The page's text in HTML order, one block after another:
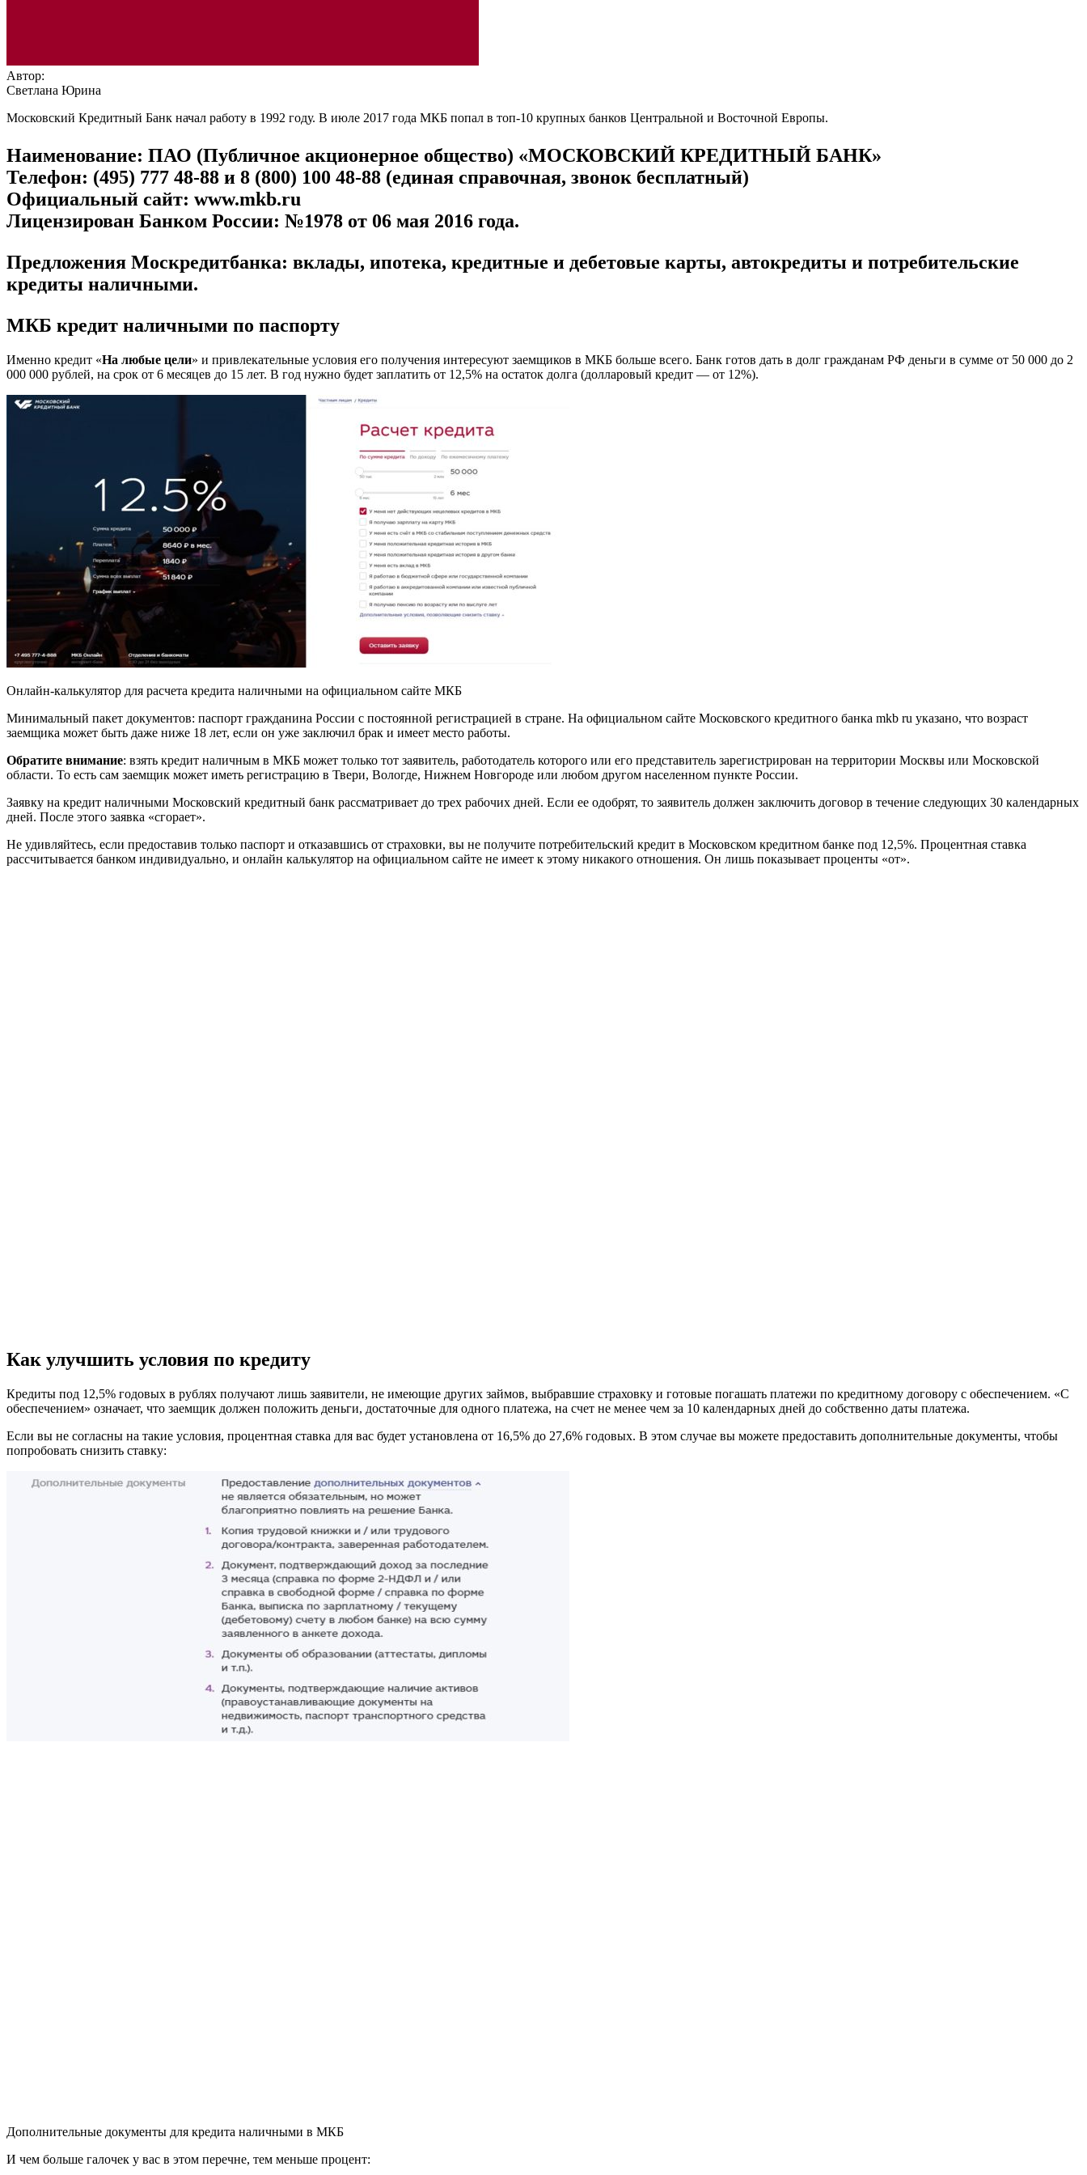
Автор:
Светлана Юрина
Московский Кредитный Банк начал работу в 1992 году. В июле 2017 года МКБ попал в топ-10 крупных банков Центральной и Восточной Европы.
Наименование: ПАО (Публичное акционерное общество) «МОСКОВСКИЙ КРЕДИТНЫЙ БАНК»
Телефон: (495) 777 48-88 и 8 (800) 100 48-88 (единая справочная, звонок бесплатный)
Официальный сайт: www.mkb.ru
Лицензирован Банком России: №1978 от 06 мая 2016 года.
Предложения Москредитбанка: вклады, ипотека, кредитные и дебетовые карты, автокредиты и потребительские
кредиты наличными.
МКБ кредит наличными по паспорту
Именно кредит «На любые цели» и привлекательные условия его получения интересуют заемщиков в МКБ больше всего. Банк готов дать в долг гражданам РФ деньги в сумме от 50 000 до 2
000 000 рублей, на срок от 6 месяцев до 15 лет. В год нужно будет заплатить от 12,5% на остаток долга (долларовый кредит — от 12%).
Онлайн-калькулятор для расчета кредита наличными на официальном сайте МКБ
Минимальный пакет документов: паспорт гражданина России с постоянной регистрацией в стране. На официальном сайте Московского кредитного банка mkb ru указано, что возраст
заемщика может быть даже ниже 18 лет, если он уже заключил брак и имеет место работы.
Обратите внимание: взять кредит наличным в МКБ может только тот заявитель, работодатель которого или его представитель зарегистрирован на территории Москвы или Московской
области. То есть сам заемщик может иметь регистрацию в Твери, Вологде, Нижнем Новгороде или любом другом населенном пункте России.
Заявку на кредит наличными Московский кредитный банк рассматривает до трех рабочих дней. Если ее одобрят, то заявитель должен заключить договор в течение следующих 30 календарных
дней. После этого заявка «сгорает».
Не удивляйтесь, если предоставив только паспорт и отказавшись от страховки, вы не получите потребительский кредит в Московском кредитном банке под 12,5%. Процентная ставка
рассчитывается банком индивидуально, и онлайн калькулятор на официальном сайте не имеет к этому никакого отношения. Он лишь показывает проценты «от».
Как улучшить условия по кредиту
Кредиты под 12,5% годовых в рублях получают лишь заявители, не имеющие других займов, выбравшие страховку и готовые погашать платежи по кредитному договору с обеспечением. «С
обеспечением» означает, что заемщик должен положить деньги, достаточные для одного платежа, на счет не менее чем за 10 календарных дней до собственно даты платежа.
Если вы не согласны на такие условия, процентная ставка для вас будет установлена от 16,5% до 27,6% годовых. В этом случае вы можете предоставить дополнительные документы, чтобы
попробовать снизить ставку:
Дополнительные документы для кредита наличными в МКБ
И чем больше галочек у вас в этом перечне, тем меньше процент: